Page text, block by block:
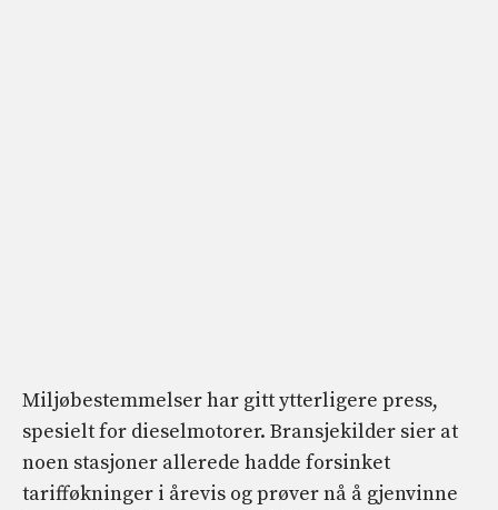
Miljøbestemmelser har gitt ytterligere press,
spesielt for dieselmotorer. Bransjekilder sier at
noen stasjoner allerede hadde forsinket
tarifføkninger i årevis og prøver nå å gjenvinne